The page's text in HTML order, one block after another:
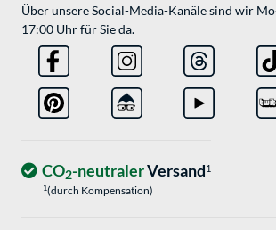
Über unsere Social-Media-Kanäle sind wir
17:00 Uhr für Sie da.
CO2-neutralerVersand1
1(durch Kompensation)